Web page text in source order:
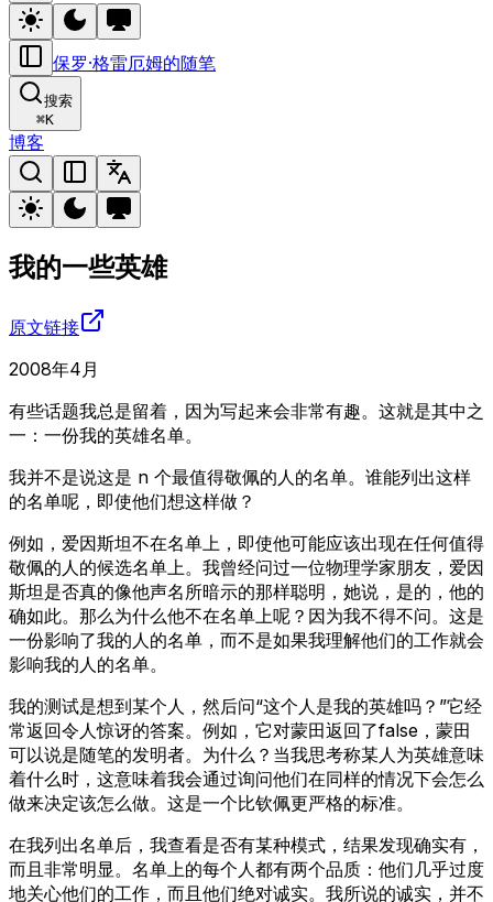
保罗·格雷厄姆的随笔
搜索
⌘K
博客
我的一些英雄
原文链接
2008年4月
有些话题我总是留着，因为写起来会非常有趣。这就是其中之
一：一份我的英雄名单。
我并不是说这是 n 个最值得敬佩的人的名单。谁能列出这样
的名单呢，即使他们想这样做？
例如，爱因斯坦不在名单上，即使他可能应该出现在任何值得
敬佩的人的候选名单上。我曾经问过一位物理学家朋友，爱因
斯坦是否真的像他声名所暗示的那样聪明，她说，是的，他的
确如此。那么为什么他不在名单上呢？因为我不得不问。这是
一份影响了我的人的名单，而不是如果我理解他们的工作就会
影响我的人的名单。
我的测试是想到某个人，然后问“这个人是我的英雄吗？”它经
常返回令人惊讶的答案。例如，它对蒙田返回了false，蒙田
可以说是随笔的发明者。为什么？当我思考称某人为英雄意味
着什么时，这意味着我会通过询问他们在同样的情况下会怎么
做来决定该怎么做。这是一个比钦佩更严格的标准。
在我列出名单后，我查看是否有某种模式，结果发现确实有，
而且非常明显。名单上的每个人都有两个品质：他们几乎过度
地关心他们的工作，而且他们绝对诚实。我所说的诚实，并不